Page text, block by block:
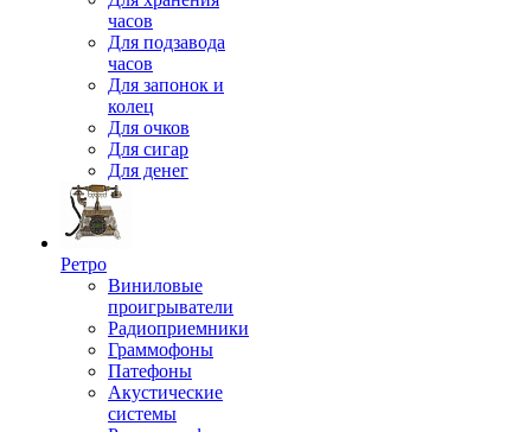
часов
Для подзавода
часов
Для запонок и
колец
Для очков
Для сигар
Для денег
Ретро
Виниловые
проигрыватели
Радиоприемники
Граммофоны
Патефоны
Акустические
системы